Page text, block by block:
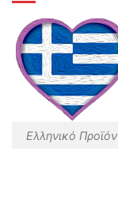
Ελληνικό Προϊόν